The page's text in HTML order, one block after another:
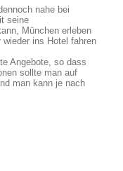
nahe bei
seine
München erleben
wieder ins Hotel fahren
Angebote, so dass
sollte man auf
man kann je nach